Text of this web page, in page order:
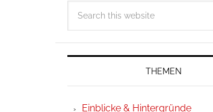
THEMEN
Einblicke & Hintergründe